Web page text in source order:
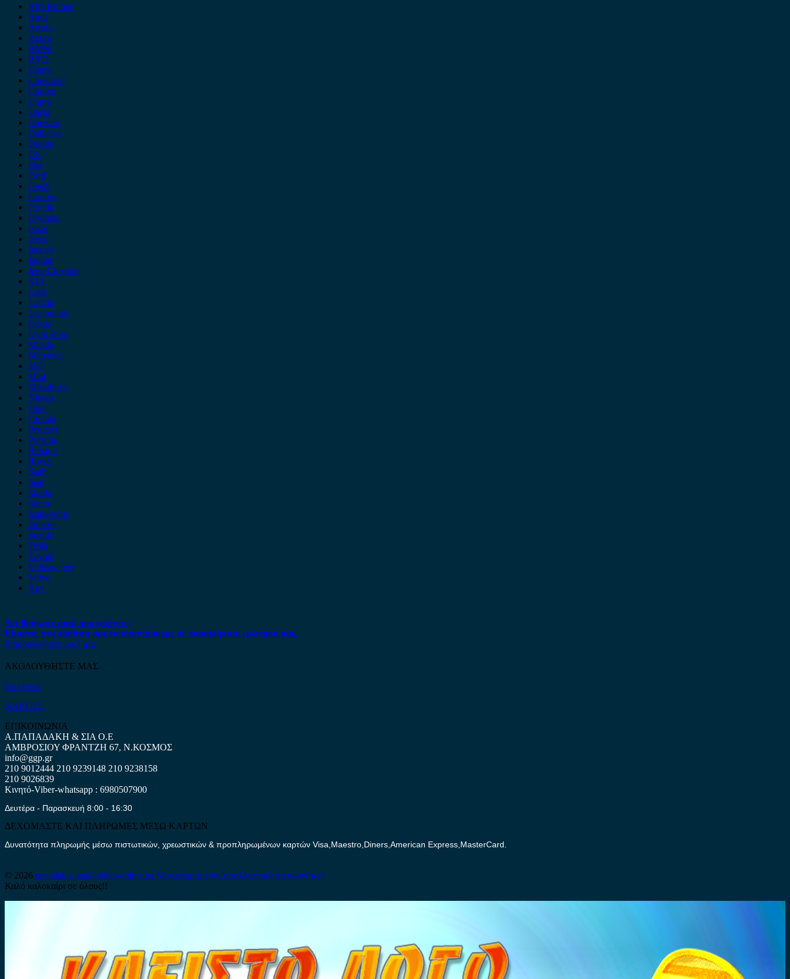
Alfa Romeo
Audi
Austin
Acura
BMW
BYD
Chery
Chevrolet
Citroen
Cupra
Dacia
Daewoo
Daihatsu
Dodge
DS
Fiat
Ford
Geely
Gonow
Honda
Hyundai
Isuzu
iveco
Jaecoo
Jaguar
Jeep Chrysler
KIA
Lada
Lancia
Leapmotor
Lexus
Lynk & co
Mazda
Mercedes
MG
Mini
Mitsubishi
Nissan
Opel
Omoda
Peugeot
Porsche
Renault
Rover
Saab
Seat
Skoda
Smart
ssangyong
Subaru
Suzuki
Tesla
Toyota
Volkswagen
Volvo
Xev
Δεν βρήκατε αυτό που ψάχνετε;
Είμαστε στη διάθεση σας να απαντήσουμε σε οποιαδήποτε ερώτηση σας.
Επικοινωνήστε μαζί μας
ΑΚΟΛΟΥΘΗΣΤΕ ΜΑΣ
Facebook
ΧΑΡΤΗΣ
ΕΠΙΚΟΙΝΩΝΙΑ
Α.ΠΑΠΑΔΑΚΗ & ΣΙΑ Ο.Ε
ΑΜΒΡΟΣΙΟΥ ΦΡΑΝΤΖΗ 67, Ν.ΚΟΣΜΟΣ
info@ggp.gr
210 9012444 210 9239148 210 9238158
210 9026839
Κινητό-Viber-whatsapp : 6980507900
Δευτέρα - Παρασκευή 8:00 - 16:30
ΔΕΧΟΜΑΣΤΕ ΚΑΙ ΠΛΗΡΩΜΕΣ ΜΕΣΩ ΚΑΡΤΩΝ
Δυνατότητα πληρωμής μέσω πιστωτικών, χρεωστικών & προπληρωμένων καρτών Visa,Maestro,Diners,American Express,MasterCard.
© 2026 papadakis.antallaktika-online.eu Μεταχειρισμένα Ανταλλακτικά Αυτοκινήτων
Καλό καλοκαίρι σε όλους!!